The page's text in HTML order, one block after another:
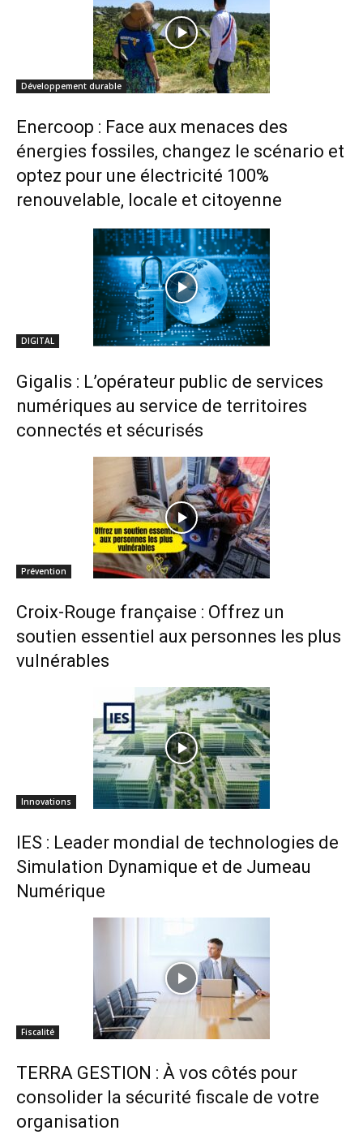
Développement durable
Enercoop : Face aux menaces des
énergies fossiles, changez le scénario et
optez pour une électricité 100%
renouvelable, locale et citoyenne
DIGITAL
Gigalis : L’opérateur public de services
numériques au service de territoires
connectés et sécurisés
Prévention
Croix-Rouge française : Offrez un
soutien essentiel aux personnes les plus
vulnérables
Innovations
IES : Leader mondial de technologies de
Simulation Dynamique et de Jumeau
Numérique
Fiscalité
TERRA GESTION : À vos côtés pour
consolider la sécurité fiscale de votre
organisation